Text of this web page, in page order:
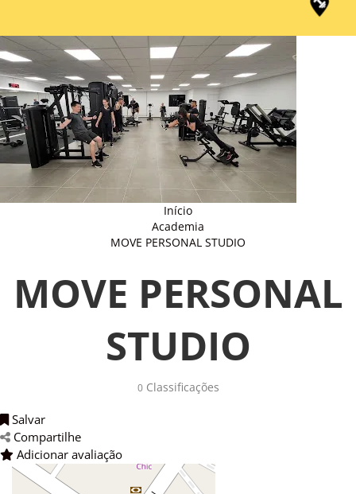
Início
Academia
MOVE PERSONAL STUDIO
MOVE PERSONAL
STUDIO
0Classificações
Salvar
Compartilhe
Adicionar avaliação